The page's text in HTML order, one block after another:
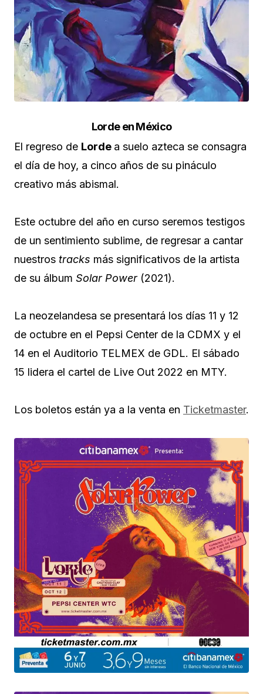
Lorde en México
El regreso de Lorde a suelo azteca se consagra
el día de hoy, a cinco años de su pináculo
creativo más abismal.
Este octubre del año en curso seremos testigos
de un sentimiento sublime, de regresar a cantar
nuestros tracks más significativos de la artista
de su álbum Solar Power(2021).
La neozelandesa se presentará los días 11 y 12
de octubre en el Pepsi Center de la CDMX y el
14 en el Auditorio TELMEX de GDL. El sábado
15 lidera el cartel de Live Out 2022 en MTY.
Los boletos están ya a la venta en Ticketmaster.